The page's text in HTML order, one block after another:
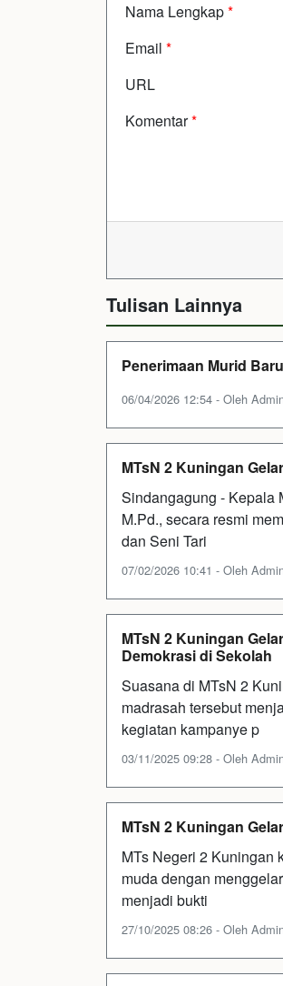
Nama Lengkap*
Email *
URL
Komentar*
Tulisan Lainnya
Penerimaan Murid
06/04/2026 12:54 - Oleh
MTsN 2 Kuningan
Sindangagung - Kepala
M.Pd., secara resmi
dan Seni Tari
07/02/2026 10:41 - Oleh
MTsN 2 Kuningan
Demokrasi di Sekolah
Suasana di MTsN 2
madrasah tersebut
kegiatan kampanye p
03/11/2025 09:28 - Oleh
MTsN 2 Kuningan
MTs Negeri 2 Kuningan
muda dengan
menjadi bukti
27/10/2025 08:26 - Oleh